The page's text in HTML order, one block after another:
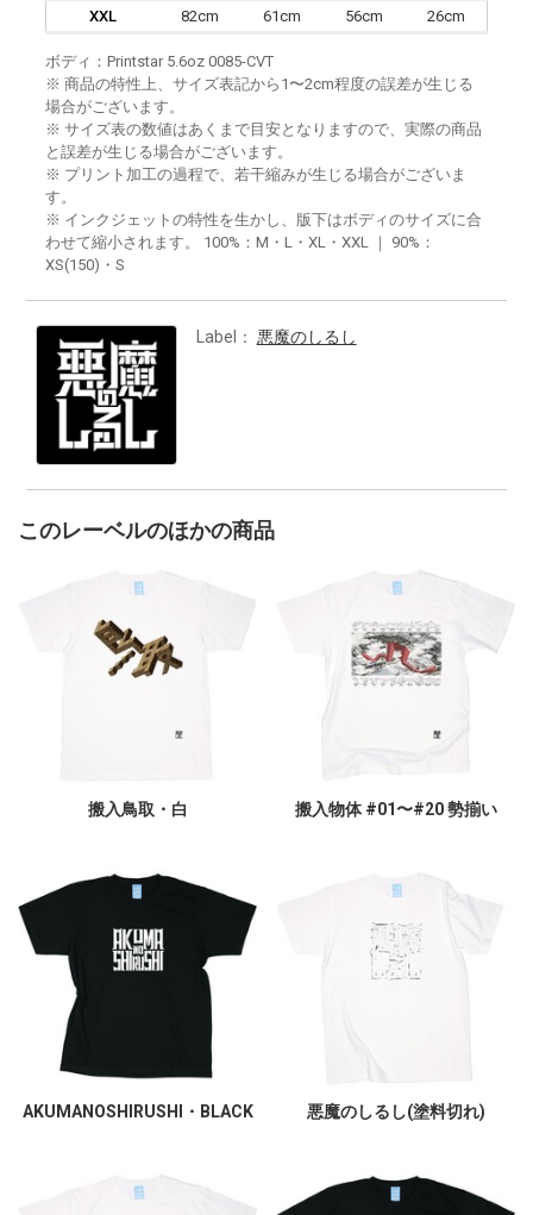
XXL 82cm 61cm 56cm 26cm
ボディ：Printstar 5.6oz 0085-CVT
※ 商品の特性上、サイズ表記から1〜2cm程度の誤差が生じる
場合がございます。
※ サイズ表の数値はあくまで目安となりますので、実際の商品
と誤差が生じる場合がございます。
※ プリント加工の過程で、若干縮みが生じる場合がございま
す。
※ インクジェットの特性を生かし、版下はボディのサイズに合
わせて縮小されます。 100%：M・L・XL・XXL ｜ 90%：
XS(150)・S
Label： 悪魔のしるし
このレーベルのほかの商品
搬入鳥取・白 搬入物体 #01〜#20 勢揃い
AKUMANOSHIRUSHI・BLACK 悪魔のしるし(塗料切れ)